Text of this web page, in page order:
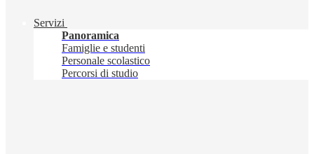
Servizi
Panoramica
Famiglie e studenti
Personale scolastico
Percorsi di studio